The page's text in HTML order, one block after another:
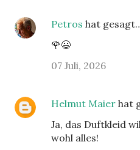
Petros hat
🌹😃
07 Juli, 2026
Helmut Maier hat
Ja, das Duftkleid
wohl alles!